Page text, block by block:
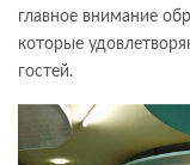
главное внимание
которые
гостей.